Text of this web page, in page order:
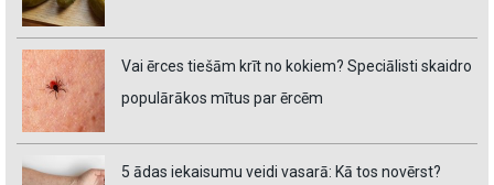
Vai ērces tiešām krīt no kokiem? Speciālisti skaidro
populārākos mītus par ērcēm
5 ādas iekaisumu veidi vasarā: Kā tos novērst?